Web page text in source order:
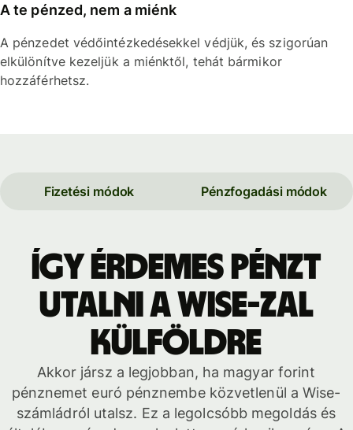
A te pénzed, nem a miénk
A pénzedet védőintézkedésekkel védjük, és szigorúan
elkülönítve kezeljük a miénktől, tehát bármikor
hozzáférhetsz.
Fizetési módok Pénzfogadási módok
Így érdemes pénzt
utalni a Wise-zal
külföldre
Akkor jársz a legjobban, ha magyar forint
pénznemet euró pénznembe közvetlenül a Wise-
számládról utalsz. Ez a legolcsóbb megoldás és